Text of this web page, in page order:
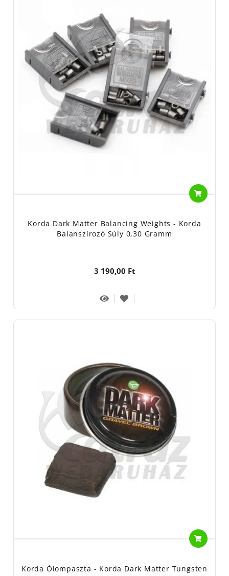
Korda Dark Matter Balancing Weights - Korda
Balanszírozó Súly 0,30 Gramm
3 190,00 Ft
Korda Ólompaszta - Korda Dark Matter Tungsten